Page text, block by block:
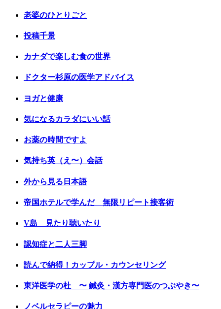
老婆のひとりごと
投稿千景
カナダで楽しむ食の世界
ドクター杉原の医学アドバイス
ヨガと健康
気になるカラダにいい話
お薬の時間ですよ
気持ち英（え〜）会話
外から見る日本語
帝国ホテルで学んだ 無限リピート接客術
V島 見たり聴いたり
認知症と二人三脚
読んで納得！カップル・カウンセリング
東洋医学の杜 〜 鍼灸・漢方専門医のつぶやき〜
ノベルセラピーの魅力